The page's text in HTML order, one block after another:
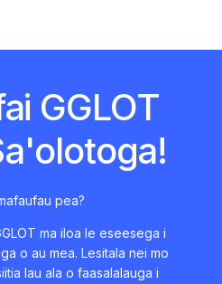
GGLOT
pea?
ma iloa le eseesega i
o au mea. Lesitala nei mo
lau ala o faasalalauga i